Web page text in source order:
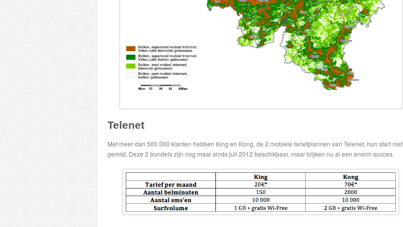
Telenet
Met meer dan 500 000 klanten hebben King en Kong, de 2 mobiele tariefplannen van Telenet, hun start niet
gemist. Deze 2 bundels zijn nog maar sinds juli 2012 beschikbaar, maar blijken nu al een enorm succes.